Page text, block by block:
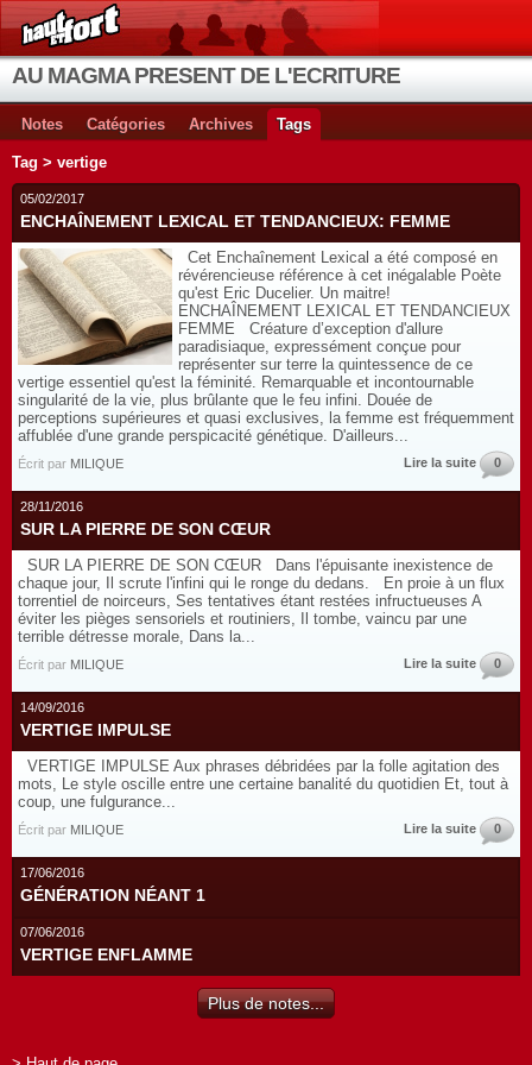
AU MAGMA PRESENT DE L'ECRITURE
Notes Catégories Archives Tags
Tag > vertige
05/02/2017
ENCHAÎNEMENT LEXICAL ET TENDANCIEUX: FEMME
Cet Enchaînement Lexical a été composé en
révérencieuse référence à cet inégalable Poète
qu'est Eric Ducelier. Un maitre!
ENCHAÎNEMENT LEXICAL ET TENDANCIEUX
FEMME Créature d’exception d'allure
paradisiaque, expressément conçue pour
représenter sur terre la quintessence de ce
vertige essentiel qu'est la féminité. Remarquable et incontournable
singularité de la vie, plus brûlante que le feu infini. Douée de
perceptions supérieures et quasi exclusives, la femme est fréquemment
affublée d'une grande perspicacité génétique. D'ailleurs...
Écrit par MILIQUE Lire la suite 0
28/11/2016
SUR LA PIERRE DE SON CŒUR
SUR LA PIERRE DE SON CŒUR Dans l'épuisante inexistence de
chaque jour, Il scrute l'infini qui le ronge du dedans. En proie à un flux
torrentiel de noirceurs, Ses tentatives étant restées infructueuses A
éviter les pièges sensoriels et routiniers, Il tombe, vaincu par une
terrible détresse morale, Dans la...
Écrit par MILIQUE Lire la suite 0
14/09/2016
VERTIGE IMPULSE
VERTIGE IMPULSE Aux phrases débridées par la folle agitation des
mots, Le style oscille entre une certaine banalité du quotidien Et, tout à
coup, une fulgurance...
Écrit par MILIQUE Lire la suite 0
17/06/2016
GÉNÉRATION NÉANT 1
07/06/2016
VERTIGE ENFLAMME
Plus de notes...